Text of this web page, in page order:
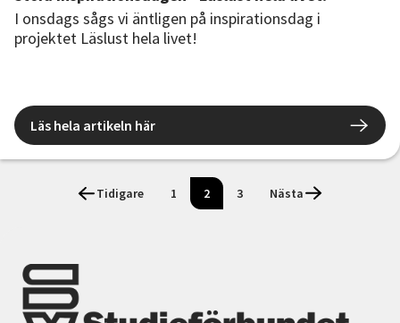
I onsdags sågs vi äntligen på inspirationsdag i
projektet Läslust hela livet!
Läs hela artikeln här
Tidigare 1 2 3 Nästa